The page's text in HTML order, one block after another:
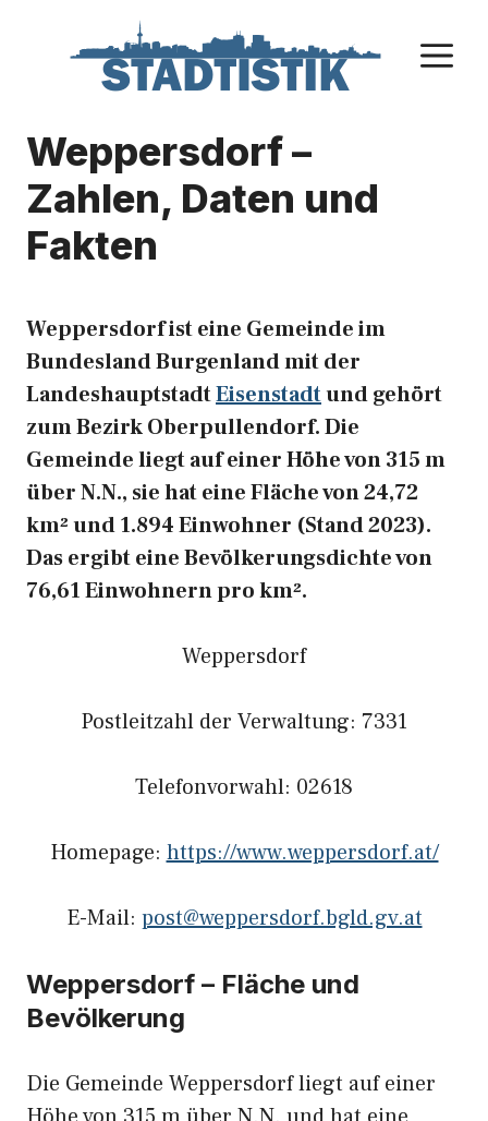
Weppersdorf –
Zahlen, Daten und
Fakten
Weppersdorf ist eine Gemeinde im
Bundesland Burgenland mit der
LandeshauptstadtEisenstadtund gehört
zum Bezirk Oberpullendorf. Die
Gemeinde liegt auf einer Höhe von 315 m
über N.N., sie hat eine Fläche von 24,72
km² und 1.894 Einwohner (Stand 2023).
Das ergibt eine Bevölkerungsdichte von
76,61 Einwohnern pro km².
Weppersdorf
Postleitzahl der Verwaltung: 7331
Telefonvorwahl: 02618
Homepage: https://www.weppersdorf.at/
E-Mail: post@weppersdorf.bgld.gv.at
Weppersdorf – Fläche und
Bevölkerung
Die Gemeinde Weppersdorf liegt auf einer